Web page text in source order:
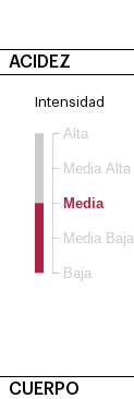
ACIDEZ
Intensidad
Baja
Media Baja
Media
Media Alta
Alta
CUERPO